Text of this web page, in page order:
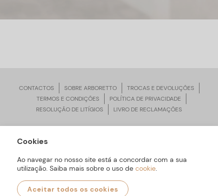
CONTACTOS SOBRE ARBORETTO
TROCAS E DEVOLUÇÕES
TERMOS E CONDIÇÕES
POLÍTICA DE PRIVACIDADE
RESOLUÇÃO DE LITÍGIOS
LIVRO DE RECLAMAÇÕES
ARBORETTO © Todos os Direitos Reservados | Desenvolvido por
Cookies
Ao navegar no nosso site está a concordar com a sua
utilização. Saiba mais sobre o uso de cookie.
Aceitar todos os cookies